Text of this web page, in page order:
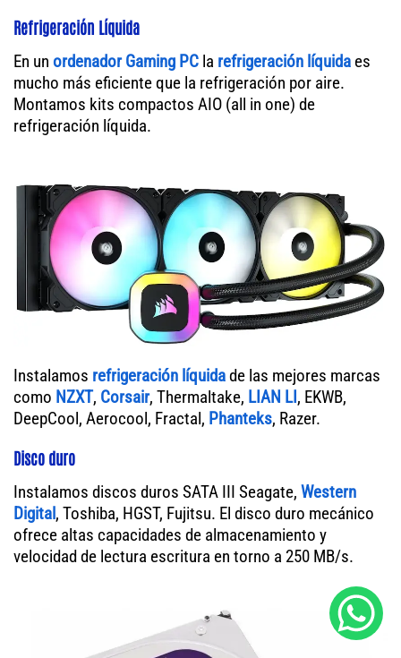
Refrigeración Líquida
En un ordenador Gaming PC la refrigeración líquida es
mucho más eficiente que la refrigeración por aire.
Montamos kits compactos AIO (all in one) de
refrigeración líquida.
Instalamos refrigeración líquidade las mejores marcas
como NZXT, Corsair, Thermaltake, LIAN LI, EKWB,
DeepCool, Aerocool, Fractal, Phanteks, Razer.
Disco duro
Instalamos discos duros SATA III Seagate, Western
Digital, Toshiba, HGST, Fujitsu. El disco duro mecánico
ofrece altas capacidades de almacenamiento y
velocidad de lectura escritura en torno a 250 MB/s.